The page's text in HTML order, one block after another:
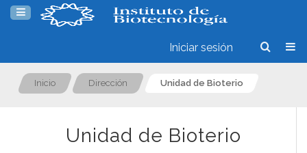
Iniciar sesión
Inicio Dirección Unidad de Bioterio
Unidad de Bioterio